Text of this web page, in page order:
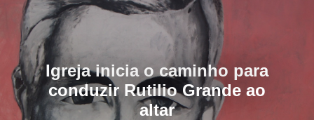
Igreja inicia o caminho para
conduzir Rutilio Grande ao
altar